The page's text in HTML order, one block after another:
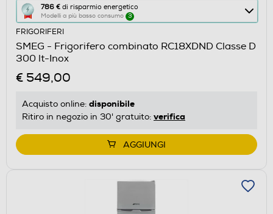
786 € di risparmio energetico
Modelli a più basso consumo 3
Questa
azione
aprirà
il
Calcolatore
di
energetico
Youreko.
FRIGORIFERI
SMEG - Frigorifero combinato RC18XDND Classe D
300 lt-Inox
€ 549,00
Acquisto online: disponibile
Ritiro in negozio in 30' gratuito: verifica
AGGIUNGI